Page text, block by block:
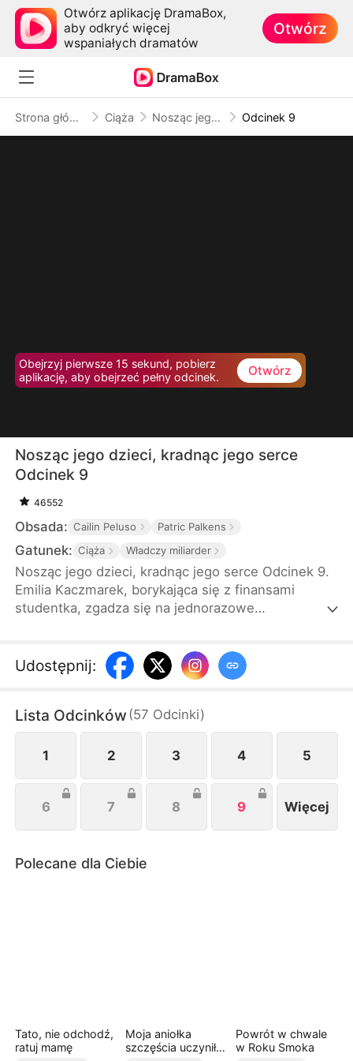
Otwórz aplikację DramaBox,
aby odkryć więcej
wspaniałych dramatów
Otwórz
Strona główna Ciąża Nosząc jego dzieci, kradnąc jego serce Odcinek 9
Obejrzyj pierwsze 15 sekund, pobierz
aplikację, aby obejrzeć pełny odcinek.
Otwórz
Nosząc jego dzieci, kradnąc jego serce
Odcinek 9
46552
Obsada: Cailin Peluso Patric Palkens
Gatunek: Ciąża Władczy miliarder
Nosząc jego dzieci, kradnąc jego serce Odcinek 9.
Emilia Kaczmarek, borykająca się z finansami
studentka, zgadza się na jednorazowe
bliźniętami, Szymon wprowadza ją w luksusowy
świat, by zapewnić bezpieczną i spokojną ciążę.
Udostępnij:
Lista Odcinków (57 Odcinki)
1 2 3 4 5
6 7 8 9 Więcej
Polecane dla Ciebie
Tato, nie odchodź,
ratuj mamę
Moja aniołka
szczęścia uczyniła
Powrót w chwale
w Roku Smoka